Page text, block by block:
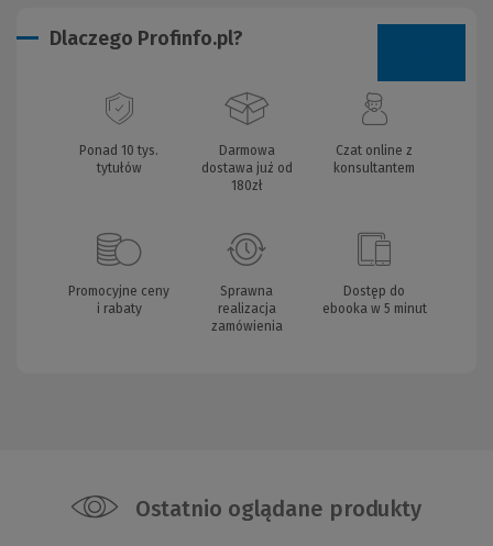
Dlaczego Profinfo.pl?
Ponad 10 tys.
tytułów
Darmowa
dostawa już od
180zł
Czat online z
konsultantem
Promocyjne ceny
i rabaty
Sprawna
realizacja
zamówienia
Dostęp do
ebooka w 5 minut
Ostatnio oglądane produkty